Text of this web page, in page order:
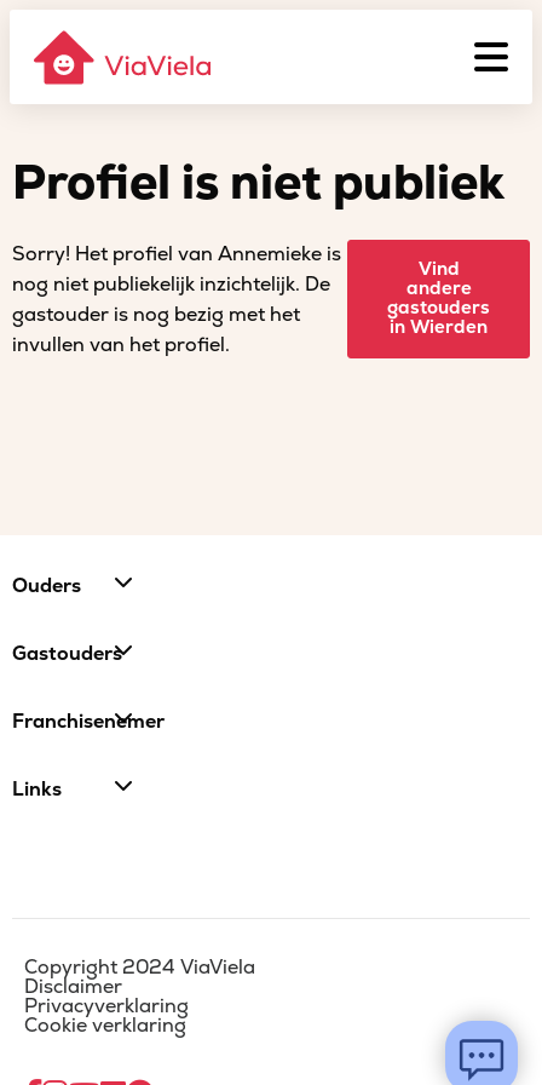
Profiel is niet publiek
Sorry! Het profiel van Annemieke is
nog niet publiekelijk inzichtelijk. De
gastouder is nog bezig met het
invullen van het profiel.
Vind
andere
gastouders
in Wierden
Ouders
Gastouders
Franchisenemer
Links
Copyright 2024 ViaViela
Disclaimer
Privacyverklaring
Cookie verklaring